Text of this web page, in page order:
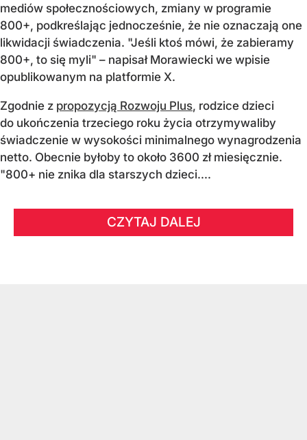
mediów społecznościowych, zmiany w programie
800+, podkreślając jednocześnie, że nie oznaczają one
likwidacji świadczenia. "Jeśli ktoś mówi, że zabieramy
800+, to się myli" – napisał Morawiecki we wpisie
opublikowanym na platformie X.
Zgodnie z propozycją Rozwoju Plus, rodzice dzieci
do ukończenia trzeciego roku życia otrzymywaliby
świadczenie w wysokości minimalnego wynagrodzenia
netto. Obecnie byłoby to około 3600 zł miesięcznie.
"800+ nie znika dla starszych dzieci....
CZYTAJ DALEJ